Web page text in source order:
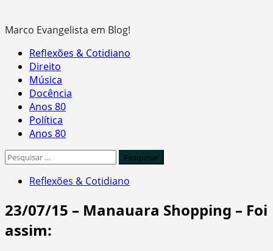
Marco Evangelista em Blog!
Primary
Menu
Reflexões & Cotidiano
Direito
Música
Docência
Anos 80
Política
Anos 80
Pesquisar
Reflexões & Cotidiano
23/07/15 – Manauara Shopping – Foi
assim: